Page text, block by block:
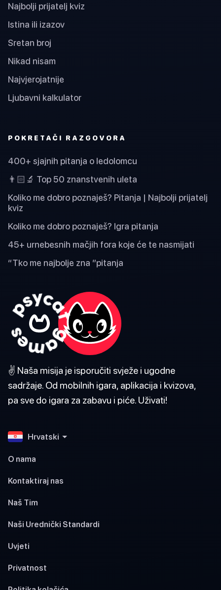
Najbolji prijatelj kviz
Istina ili izazov
Sretan broj
Nikad nisam
Najvjerojatnije
Ljubavni kalkulator
POKRETAČI RAZGOVORA
400+ sjajnih pitanja o ledolomcu
👨🏻‍🔬 Top 50 znanstvenih uleta
Koliko me dobro poznaješ? Pitanja | Najbolji prijatelj
kviz
Koliko me dobro poznaješ? Igra pitanja
45+ urnebesnih mačjih fora koje će te nasmijati
“Tko me najbolje zna ”pitanja
✌️ Naša misija je isporučiti svježe i ugodne
sadržaje. Od mobilnih igara, aplikacija i kvizova,
pa sve do igara za zabavu i piće. Uživati!
Hrvatski
O nama
Kontaktiraj nas
Naš Tim
Naši Urednički Standardi
Uvjeti
Privatnost